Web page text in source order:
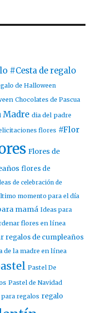
#Cesta de regalo
de Halloween
Chocolates de Pascua
Madre dia del padre
flores #Flor
Flores de
flores de
de celebración de
momento para el día
mamá Ideas para
flores en línea
regalos de cumpleaños
de la madre en línea
Pastel De
Pastel de Navidad
regalos regalo